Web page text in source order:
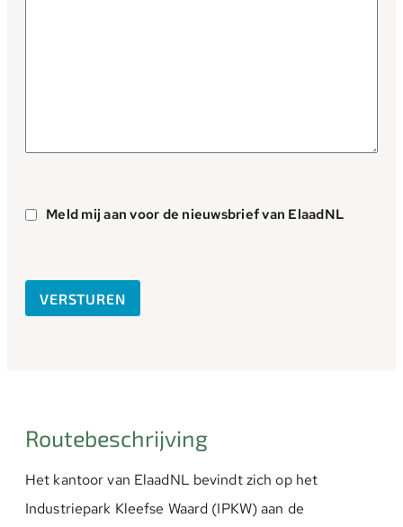
nieuwsbrief
Meld mij aan voor de nieuwsbrief van ElaadNL
VERSTUREN
Routebeschrijving
Het kantoor van ElaadNL bevindt zich op het
Industriepark Kleefse Waard (IPKW) aan de